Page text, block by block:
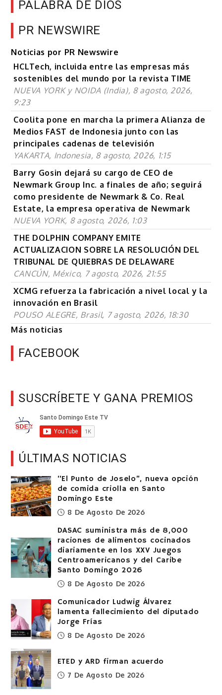
PALABRA DE DIOS
PR NEWSWIRE
Noticias por PR Newswire
HCLTech, incluida entre las empresas más
sostenibles del mundo por la revista TIME
NUEVA YORK y NOIDA (India), 8 agosto, 2026,
9:23
Coolita pone en marcha la primera Alianza de
Medios FAST de Indonesia junto con las
principales cadenas de televisión
YAKARTA, Indonesia, 8 agosto, 2026, 1:15
Barry Gosin dejará su cargo de CEO de
Newmark Group Inc. a finales de año; seguirá
como presidente de Newmark & Co. Real
Estate, la empresa operativa de Newmark
NUEVA YORK, 8 agosto, 2026, 1:03
THE DOLPHIN COMPANY EMITE
ACTUALIZACION SOBRE LA RESOLUCIÓN DEL
TRIBUNAL DE QUIEBRAS DE DELAWARE
CANCÚN, México, 7 agosto, 2026, 21:55
XCMG refuerza la fabricación a nivel local y la
innovación en Brasil
POUSO ALEGRE, Brasil, 7 agosto, 2026, 18:30
Más noticias
FACEBOOK
SUSCRÍBETE Y GANA PREMIOS
ÚLTIMAS NOTICIAS
“El Punto de Joselo”, nueva opción
de comida criolla en Santo
Domingo Este
8 De Agosto De 2026
DASAC suministra más de 8,000
raciones de alimentos cocinados
diariamente en los XXV Juegos
Centroamericanos y del Caribe
Santo Domingo 2026
8 De Agosto De 2026
Comunicador Ludwig Álvarez
lamenta fallecimiento del diputado
Jorge Frías
8 De Agosto De 2026
ETED y ARD firman acuerdo
7 De Agosto De 2026